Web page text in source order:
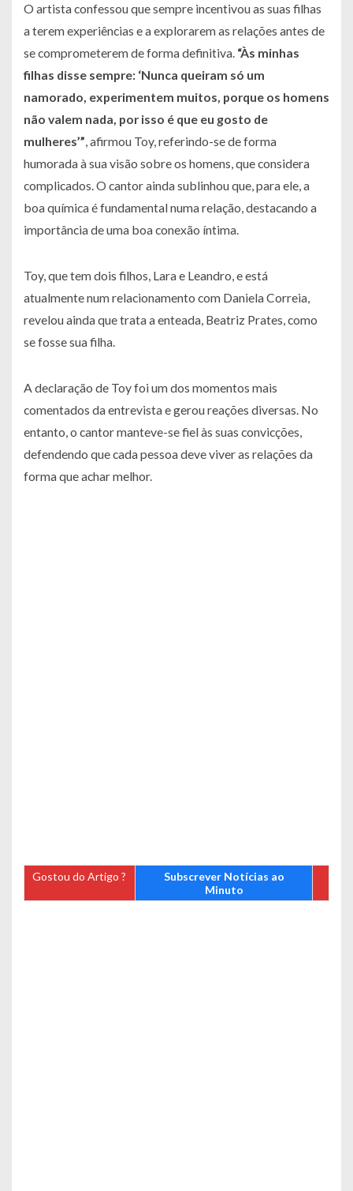
O artista confessou que sempre incentivou as suas filhas
a terem experiências e a explorarem as relações antes de
se comprometerem de forma definitiva. “Às minhas
filhas disse sempre: ‘Nunca queiram só um
namorado, experimentem muitos, porque os homens
não valem nada, por isso é que eu gosto de
mulheres’”, afirmou Toy, referindo-se de forma
humorada à sua visão sobre os homens, que considera
complicados. O cantor ainda sublinhou que, para ele, a
boa química é fundamental numa relação, destacando a
importância de uma boa conexão íntima.
Toy, que tem dois filhos, Lara e Leandro, e está
atualmente num relacionamento com Daniela Correia,
revelou ainda que trata a enteada, Beatriz Prates, como
se fosse sua filha.
A declaração de Toy foi um dos momentos mais
comentados da entrevista e gerou reações diversas. No
entanto, o cantor manteve-se fiel às suas convicções,
defendendo que cada pessoa deve viver as relações da
forma que achar melhor.
Gostou do Artigo ?
Subscrever Notícias ao
Minuto